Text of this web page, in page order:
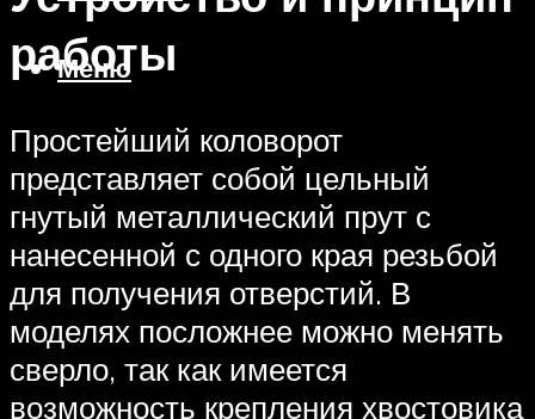
Меню
работы
Простейший коловорот
представляет собой цельный
гнутый металлический прут с
нанесенной с одного края резьбой
для получения отверстий. В
моделях посложнее можно менять
сверло, так как имеется
возможность крепления хвостовика